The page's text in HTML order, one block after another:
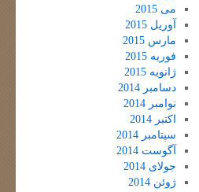
می 2015
آوریل 2015
مارس 2015
فوریه 2015
ژانویه 2015
دسامبر 2014
نوامبر 2014
اکتبر 2014
سپتامبر 2014
آگوست 2014
جولای 2014
ژوئن 2014